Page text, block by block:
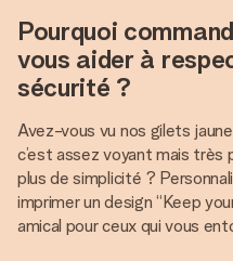
Pourquoi
vous aider à
sécurité ?
Avez-vous vu nos gilets
c’est assez voyant mais très
plus de simplicité ?
imprimer un design “Keep
amical pour ceux qui vous